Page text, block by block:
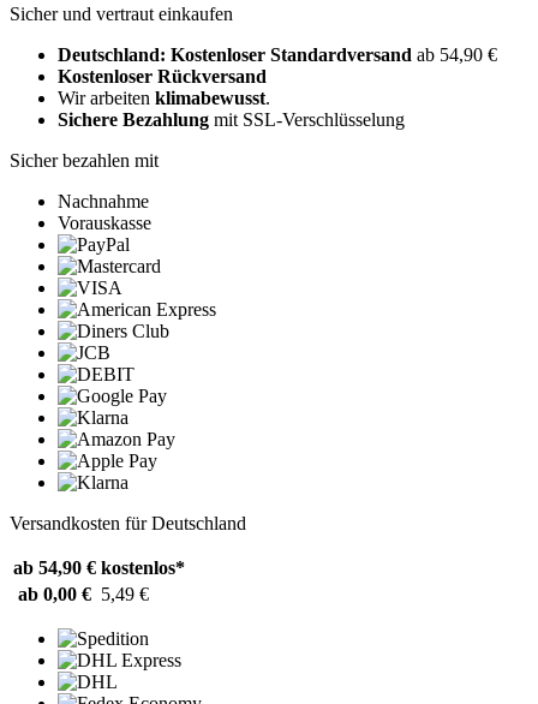
Sicher und vertraut einkaufen
Deutschland: Kostenloser Standardversand ab 54,90 €
Kostenloser Rückversand
Wir arbeiten klimabewusst.
Sichere Bezahlung mit SSL-Verschlüsselung
Sicher bezahlen mit
Nachnahme
Vorauskasse
Versandkosten für Deutschland
ab 54,90 € kostenlos*
ab 0,00 € 5,49 €